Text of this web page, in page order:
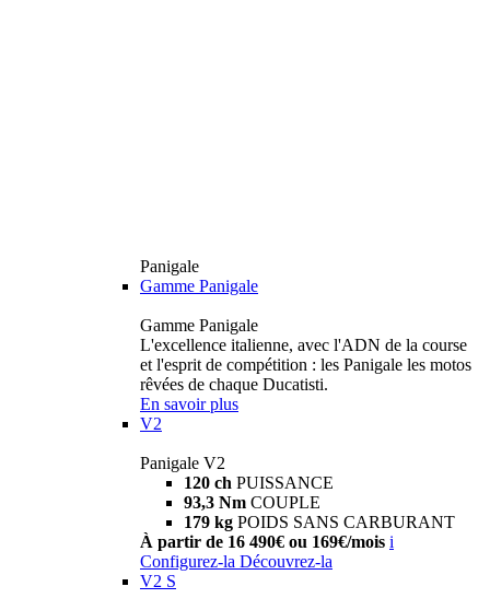
Panigale
Gamme Panigale
Gamme Panigale
L'excellence italienne, avec l'ADN de la course
et l'esprit de compétition : les Panigale les motos
rêvées de chaque Ducatisti.
En savoir plus
V2
Panigale V2
120 ch PUISSANCE
93,3 Nm COUPLE
179 kg POIDS SANS CARBURANT
À partir de 16 490€ ou 169€/mois i
Configurez-la Découvrez-la
V2 S